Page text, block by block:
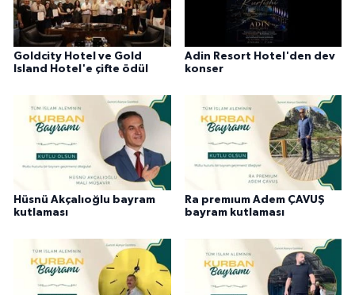
Goldcity Hotel ve Gold
Island Hotel'e çifte ödül
Adin Resort Hotel'den dev
konser
Hüsnü Akçalıoğlu bayram
kutlaması
Ra premıum Adem ÇAVUŞ
bayram kutlaması